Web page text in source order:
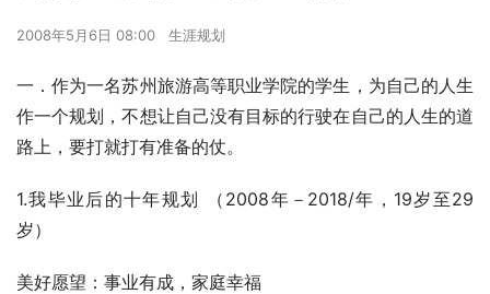
2008年5月6日 08:00 生涯规划
一．作为一名苏州旅游高等职业学院的学生，为自己的人生
作一个规划，不想让自己没有目标的行驶在自己的人生的道
路上，要打就打有准备的仗。
1.我毕业后的十年规划 （2008年－2018/年，19岁至29
岁）
美好愿望：事业有成，家庭幸福